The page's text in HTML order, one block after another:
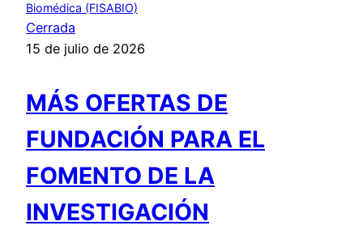
Biomédica (FISABIO)
Cerrada
15 de julio de 2026
MÁS OFERTAS DE
FUNDACIÓN PARA EL
FOMENTO DE LA
INVESTIGACIÓN